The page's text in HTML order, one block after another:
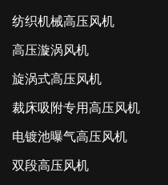
纺织机械高压风机
高压漩涡风机
旋涡式高压风机
裁床吸附专用高压风机
电镀池曝气高压风机
双段高压风机